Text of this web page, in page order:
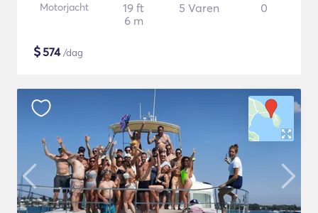
Motorjacht
19 ft
6 m
5 Varen 0
$574/dag